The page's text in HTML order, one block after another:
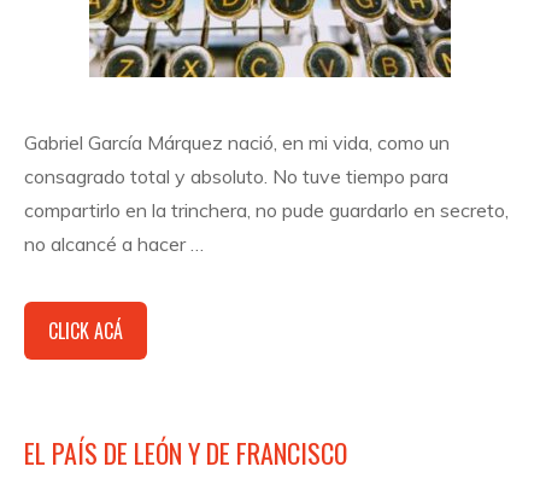
Gabriel García Márquez nació, en mi vida, como un
consagrado total y absoluto. No tuve tiempo para
compartirlo en la trinchera, no pude guardarlo en secreto,
no alcancé a hacer …
CLICK ACÁ
EL PAÍS DE LEÓN Y DE FRANCISCO